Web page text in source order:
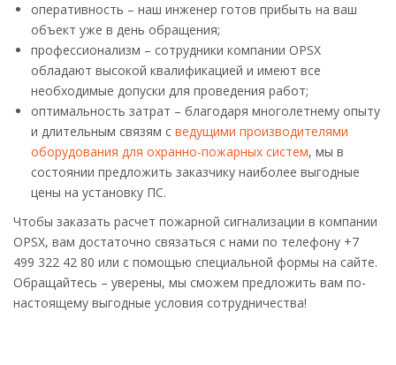
оперативность – наш инженер готов прибыть на ваш
объект уже в день обращения;
профессионализм – сотрудники компании OPSX
обладают высокой квалификацией и имеют все
необходимые допуски для проведения работ;
оптимальность затрат – благодаря многолетнему опыту
и длительным связям с ведущими производителями
оборудования для охранно-пожарных систем, мы в
состоянии предложить заказчику наиболее выгодные
цены на установку ПС.
Чтобы заказать расчет пожарной сигнализации в компании
OPSX, вам достаточно связаться с нами по телефону +7
499 322 42 80 или с помощью специальной формы на сайте.
Обращайтесь – уверены, мы сможем предложить вам по-
настоящему выгодные условия сотрудничества!